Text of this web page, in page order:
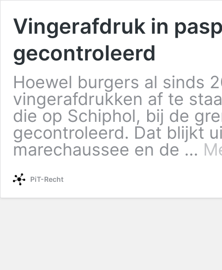
Vingerafdruk in
gecontroleerd
Hoewel burgers al sinds
vingerafdrukken af te
die op Schiphol, bij de
gecontroleerd. Dat blijkt
marechaussee en de …
PiT-Recht